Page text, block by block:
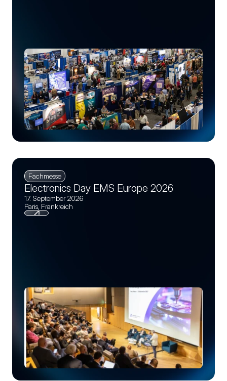
Fachmesse
Electronics Day EMS Europe 2026
17. September 2026
Paris, Frankreich